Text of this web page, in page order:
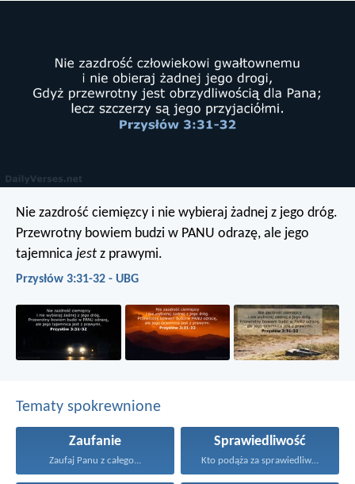
Nie zazdrość ciemięzcy i nie wybieraj żadnej z jego dróg.
Przewrotny bowiem budzi w PANU odrazę, ale jego
tajemnica jest z prawymi.
Przysłów 3:31-32 - UBG
Tematy spokrewnione
Zaufanie
Zaufaj Panu z całego...
Sprawiedliwość
Kto podąża za sprawiedliwością...